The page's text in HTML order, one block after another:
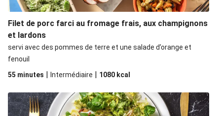
Filet de porc farci au fromage frais, aux champignons
et lardons
servi avec des pommes de terre et une salade d’orange et
fenouil
55 minutes | Intermédiaire | 1080 kcal